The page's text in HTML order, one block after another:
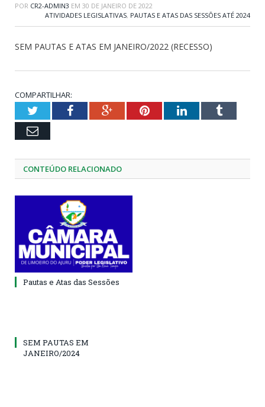
POR CR2-ADMIN3 EM 30 DE JANEIRO DE 2022
ATIVIDADES LEGISLATIVAS, PAUTAS E ATAS DAS SESSÕES ATÉ 2024
SEM PAUTAS E ATAS EM JANEIRO/2022 (RECESSO)
COMPARTILHAR:
TwitterFacebookGoogle+PinterestLinkedInTumblr
Email
CONTEÚDO RELACIONADO
Pautas e Atas das Sessões
SEM PAUTAS EM
JANEIRO/2024